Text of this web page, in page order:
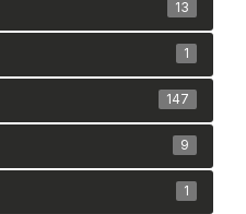
13
1
147
9
1